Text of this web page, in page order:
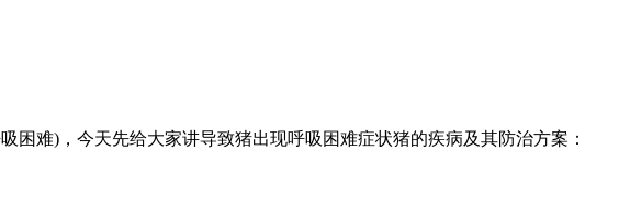
难)，今天先给大家讲导致猪出现呼吸困难症状猪的疾病及其防治方案：